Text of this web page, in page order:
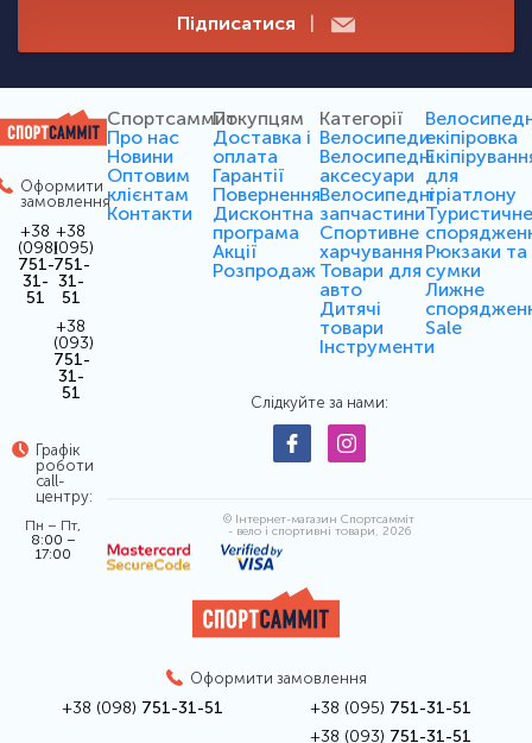
Підписатися |
Оформити
замовлення
+38
(098)
751-
31-
51
+38
(095)
751-
31-
51
+38
(093)
751-
31-
51
Графік
роботи
call-
центру:
Пн – Пт,
8:00 –
17:00
Спортсаммит
Про нас
Новини
Оптовим
клієнтам
Контакти
Покупцям
Доставка і
оплата
Гарантії
Повернення
Дисконтна
програма
Акції
Розпродаж
Категорії
Велосипеди
Велосипедні
аксесуари
Велосипедні
запчастини
Спортивне
харчування
Товари для
авто
Дитячі
товари
Інструменти
екіпіровка
для
тріатлону
Рюкзаки та
сумки
Лижне
Sale
Слідкуйте за нами:
© Інтернет-магазин Спортсамміт
- вело і спортивні товари, 2026
Оформити замовлення
+38 (098) 751-31-51 +38 (095) 751-31-51
+38 (093) 751-31-51